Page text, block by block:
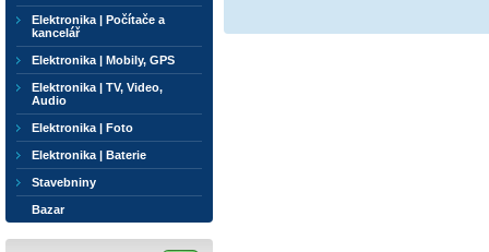
Elektronika | Počítače a
kancelář
Elektronika | Mobily, GPS
Elektronika | TV, Video,
Audio
Elektronika | Foto
Elektronika | Baterie
Stavebniny
Bazar